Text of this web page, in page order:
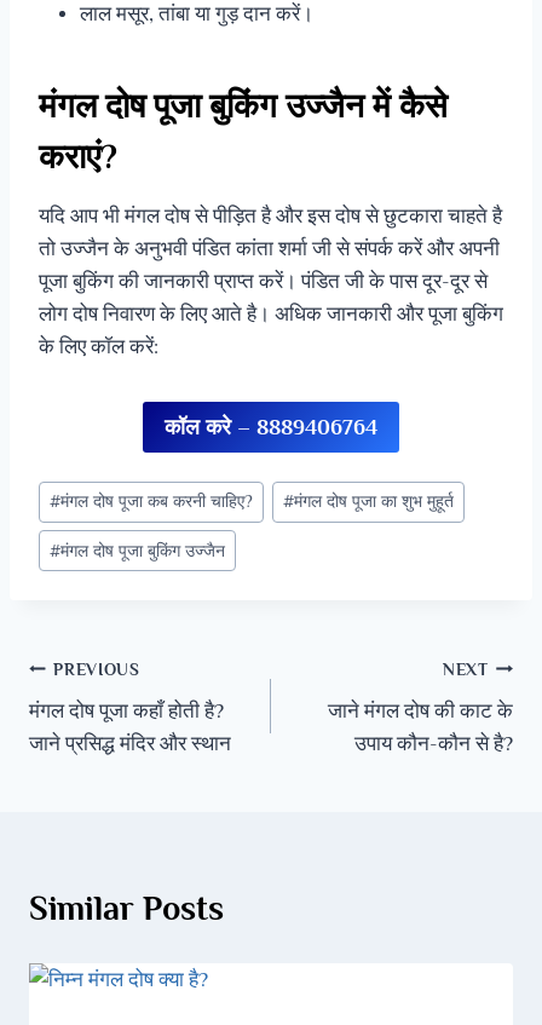
लाल मसूर, तांबा या गुड़ दान करें।
मंगल दोष पूजा बुकिंग उज्जैन में कैसे
कराएं?
यदि आप भी मंगल दोष से पीड़ित है और इस दोष से छुटकारा चाहते है
तो उज्जैन के अनुभवी पंडित कांता शर्मा जी से संपर्क करें और अपनी
पूजा बुकिंग की जानकारी प्राप्त करें। पंडित जी के पास दूर-दूर से
लोग दोष निवारण के लिए आते है। अधिक जानकारी और पूजा बुकिंग
के लिए कॉल करें:
कॉल करे – 8889406764
#मंगल दोष पूजा कब करनी चाहिए? #मंगल दोष पूजा का शुभ मुहूर्त
#मंगल दोष पूजा बुकिंग उज्जैन
PREVIOUS
मंगल दोष पूजा कहाँ होती है?
जाने प्रसिद्ध मंदिर और स्थान
NEXT
जाने मंगल दोष की काट के
उपाय कौन-कौन से है?
Similar Posts